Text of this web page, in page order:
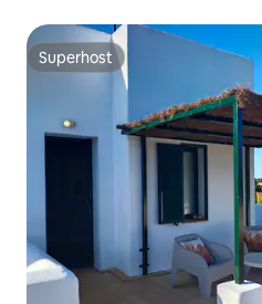
Superhost
Superhost